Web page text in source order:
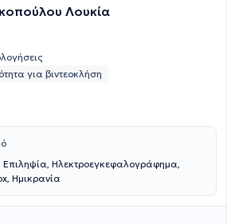
Λουκία
για βιντεοκλήση
Επιληψία, Ηλεκτροεγκεφαλογράφημα,
Bοτουλινική τοξίνη, Botox, Ημικρανία